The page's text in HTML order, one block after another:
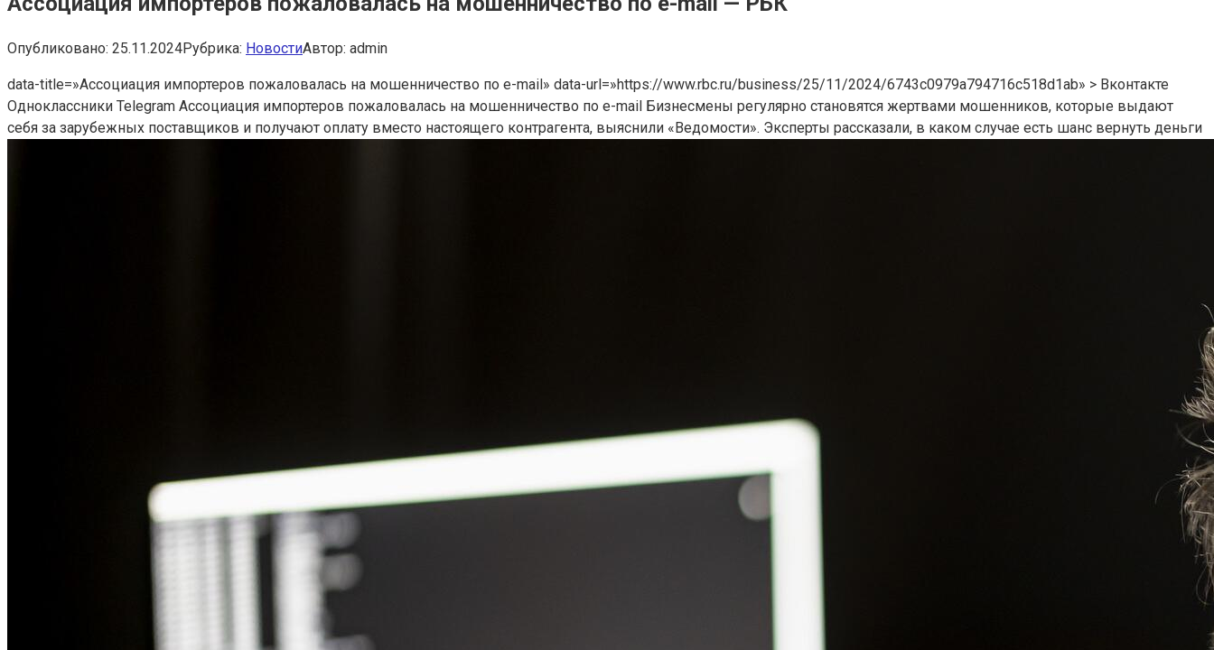
Опубликовано: 25.11.2024Рубрика: НовостиАвтор: admin
data-title=»Ассоциация импортеров пожаловалась на мошенничество по e-mail» data-url=»https://www.rbc.ru/business/25/11/2024/6743c0979a794716c518d1ab» > Вконтакте
Одноклассники Telegram Ассоциация импортеров пожаловалась на мошенничество по e-mail Бизнесмены регулярно становятся жертвами мошенников, которые выдают
себя за зарубежных поставщиков и получают оплату вместо настоящего контрагента, выяснили «Ведомости». Эксперты рассказали, в каком случае есть шанс вернуть деньги